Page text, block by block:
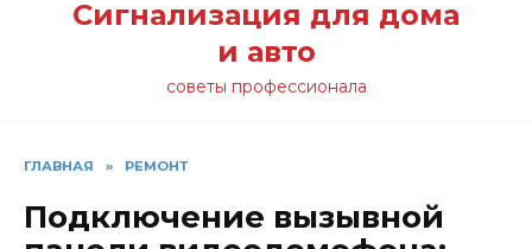
Сигнализация для дома
и авто
советы профессионала
ГЛАВНАЯ » РЕМОНТ
Подключение вызывной